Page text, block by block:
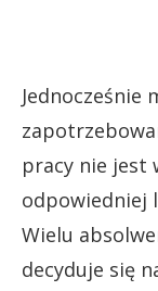
Jednocześnie
pracy nie jest
odpowiedniej
Wielu
decyduje się